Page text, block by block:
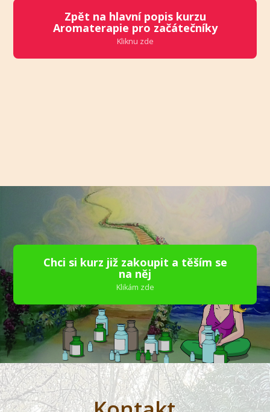
Zpět na hlavní popis kurzu
Aromaterapie pro začátečníky
Kliknu zde
Chci si kurz již zakoupit a těším se
na něj
Klikám zde